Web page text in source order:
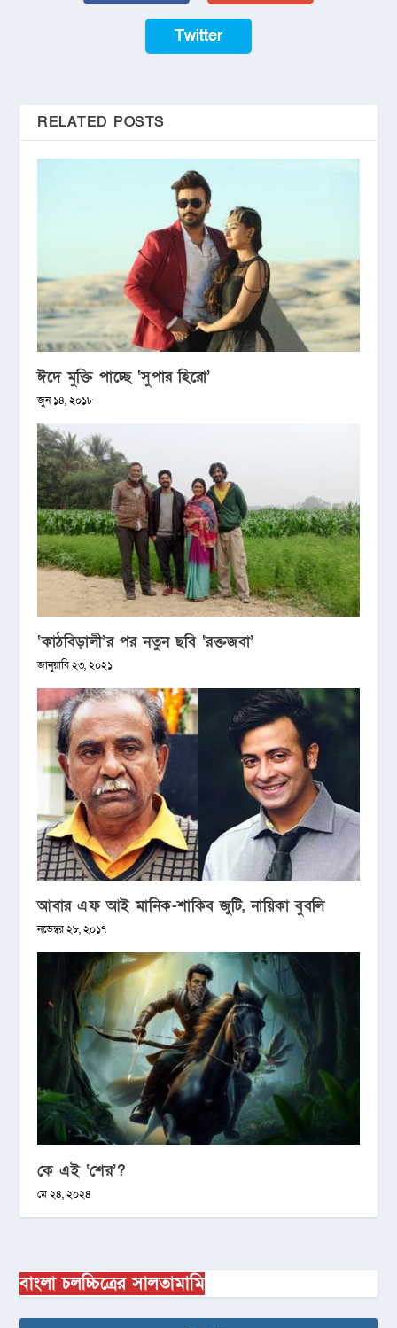
Twitter
RELATED POSTS
ঈদে মুক্তি পাচ্ছে ‘সুপার হিরো’
জুন ১৪, ২০১৮
‘কাঠবিড়ালী’র পর নতুন ছবি ‘রক্তজবা’
জানুয়ারি ২৩, ২০২১
আবার এফ আই মানিক-শাকিব জুটি, নায়িকা বুবলি
নভেম্বর ২৮, ২০১৭
কে এই ‘শের’?
মে ২৪, ২০২৪
বাংলা চলচ্চিত্রের সালতামামি